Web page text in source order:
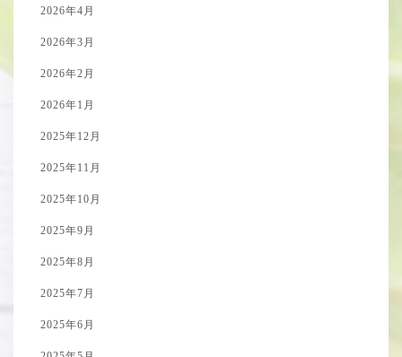
2026年4月
2026年3月
2026年2月
2026年1月
2025年12月
2025年11月
2025年10月
2025年9月
2025年8月
2025年7月
2025年6月